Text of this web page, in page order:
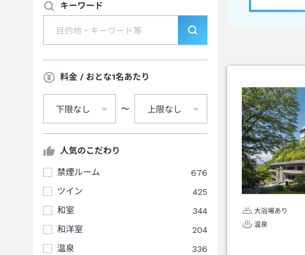
キーワード
料金 / おとな1名あたり
下限なし 〜 上限なし
人気のこだわり
禁煙ルーム
676
ツイン
425
和室
344
和洋室
204
温泉
336
大浴場あり
温泉